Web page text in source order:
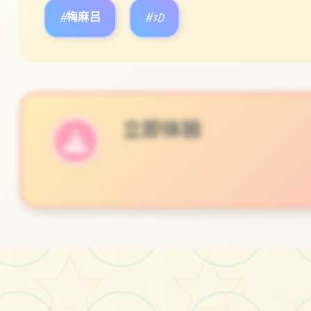
#梅麻吕 #3D
立即体验
♡